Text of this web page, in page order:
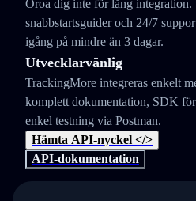
Oroa dig inte för lång integration.
snabbstartsguider och 24/7
igång på mindre än 3 dagar.
Utvecklarvänlig
TrackingMore integreras enkelt
komplett dokumentation, SDK
enkel testning via Postman.
Hämta API-nyckel </>
API-dokumentation